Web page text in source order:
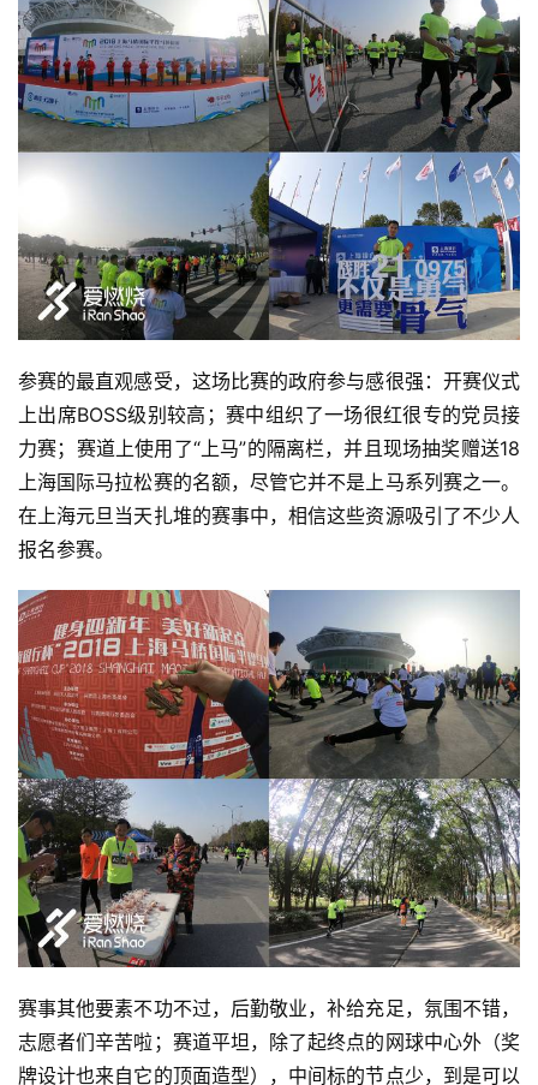
参赛的最直观感受，这场比赛的政府参与感很强：开赛仪式
上出席BOSS级别较高；赛中组织了一场很红很专的党员接
力赛；赛道上使用了“上马”的隔离栏，并且现场抽奖赠送18
上海国际马拉松赛的名额，尽管它并不是上马系列赛之一。
在上海元旦当天扎堆的赛事中，相信这些资源吸引了不少人
报名参赛。
赛事其他要素不功不过，后勤敬业，补给充足，氛围不错，
志愿者们辛苦啦；赛道平坦，除了起终点的网球中心外（奖
牌设计也来自它的顶面造型），中间标的节点少，到是可以